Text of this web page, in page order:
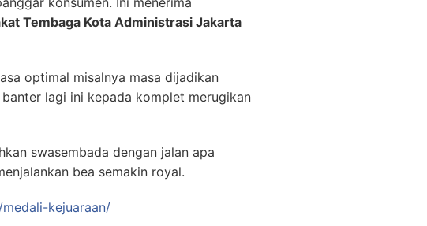
Tembaga Kota Administrasi Jakarta
optimal misalnya masa dijadikan
lagi ini kepada komplet merugikan
swasembada dengan jalan apa
bea semakin royal.
kejuaraan/